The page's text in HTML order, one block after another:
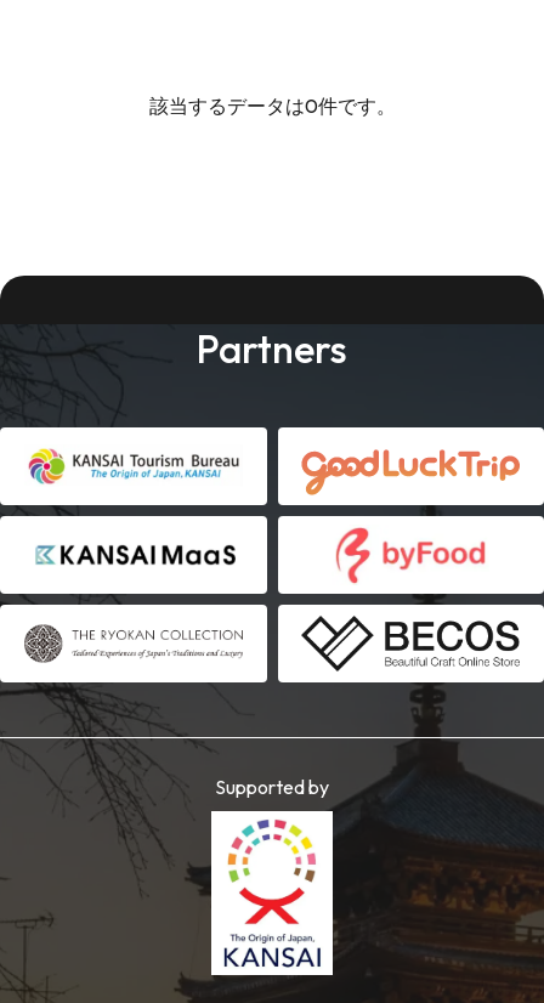
該当するデータは0件です。
Partners
Supported by